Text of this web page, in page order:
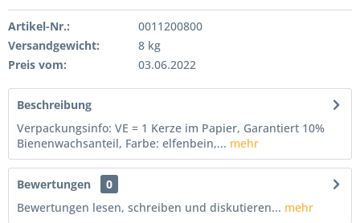
Artikel-Nr.:
0011200800
Versandgewicht:
8 kg
Preis vom:
03.06.2022
Beschreibung
Verpackungsinfo: VE = 1 Kerze im Papier, Garantiert 10%
Bienenwachsanteil, Farbe: elfenbein,... mehr
Bewertungen
0
Bewertungen lesen, schreiben und diskutieren... mehr